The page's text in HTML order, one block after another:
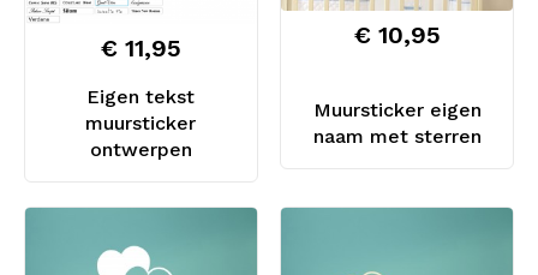
Eigen tekst
muursticker
ontwerpen
€ 11,95
Muursticker eigen
naam met sterren
€ 10,95